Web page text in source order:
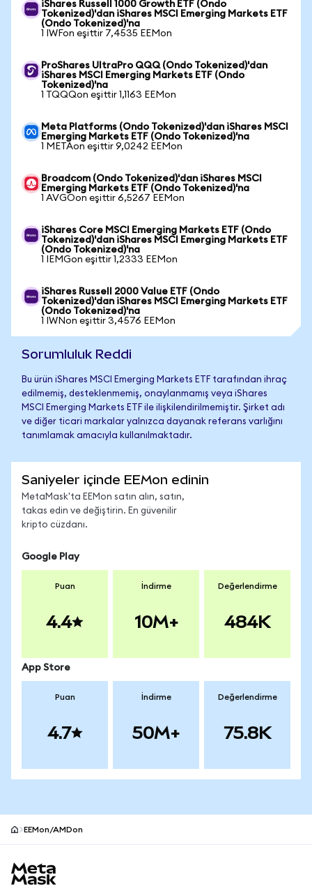
iShares Russell 1000 Growth ETF (Ondo
Tokenized)'dan iShares MSCI Emerging Markets ETF
(Ondo Tokenized)'na
1 IWFon eşittir 7,4535 EEMon
ProShares UltraPro QQQ (Ondo Tokenized)'dan
iShares MSCI Emerging Markets ETF (Ondo
Tokenized)'na
1 TQQQon eşittir 1,1163 EEMon
Meta Platforms (Ondo Tokenized)'dan iShares MSCI
Emerging Markets ETF (Ondo Tokenized)'na
1 METAon eşittir 9,0242 EEMon
Broadcom (Ondo Tokenized)'dan iShares MSCI
Emerging Markets ETF (Ondo Tokenized)'na
1 AVGOon eşittir 6,5267 EEMon
iShares Core MSCI Emerging Markets ETF (Ondo
Tokenized)'dan iShares MSCI Emerging Markets ETF
(Ondo Tokenized)'na
1 IEMGon eşittir 1,2333 EEMon
iShares Russell 2000 Value ETF (Ondo
Tokenized)'dan iShares MSCI Emerging Markets ETF
(Ondo Tokenized)'na
1 IWNon eşittir 3,4576 EEMon
Sorumluluk Reddi
Bu ürün iShares MSCI Emerging Markets ETF tarafından ihraç
edilmemiş, desteklenmemiş, onaylanmamış veya iShares
MSCI Emerging Markets ETF ile ilişkilendirilmemiştir. Şirket adı
ve diğer ticari markalar yalnızca dayanak referans varlığını
tanımlamak amacıyla kullanılmaktadır.
Saniyeler içinde EEMon edinin
MetaMask'ta EEMon satın alın, satın,
takas edin ve değiştirin. En güvenilir
kripto cüzdanı.
Google Play
Puan
4.4
İndirme
10M+
Değerlendirme
484K
App Store
Puan
4.7
İndirme
50M+
Değerlendirme
75.8K
EEMon/AMDon